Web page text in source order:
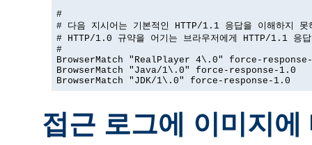
#
# 다음 지시어는 기본적인 HTTP/1.1 응답을 이해하지 못
# HTTP/1.0 규약을 어기는 브라우저에게 HTTP/1.1 응
#
BrowserMatch "RealPlayer 4\.0" force-
BrowserMatch "Java/1\.0" force-response-1.0
BrowserMatch "JDK/1\.0" force-response-1.0
접근 로그에 이미지